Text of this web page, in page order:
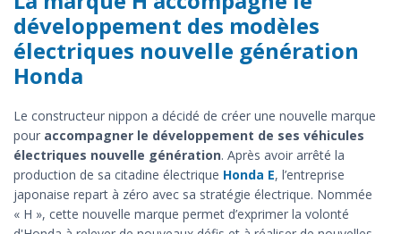
développement des modèles
électriques nouvelle génération
Honda
Le constructeur nippon a décidé de créer une nouvelle marque
pour accompagner le développement de ses véhicules
électriques nouvelle génération. Après avoir arrêté la
production de sa citadine électrique Honda E, l’entreprise
japonaise repart à zéro avec sa stratégie électrique. Nommée
« H », cette nouvelle marque permet d’exprimer la volonté